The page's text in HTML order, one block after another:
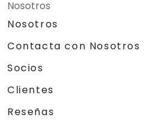
Nosotros
Nosotros
Contacta con Nosotros
Socios
Clientes
Reseñas